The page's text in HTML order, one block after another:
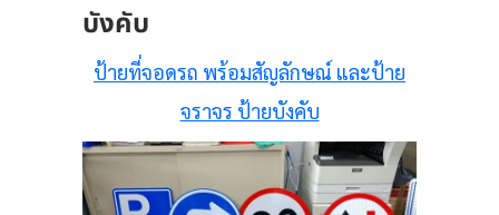
บังคับ
ป้ายที่จอดรถ พร้อมสัญลักษณ์ และป้าย
จราจร ป้ายบังคับ